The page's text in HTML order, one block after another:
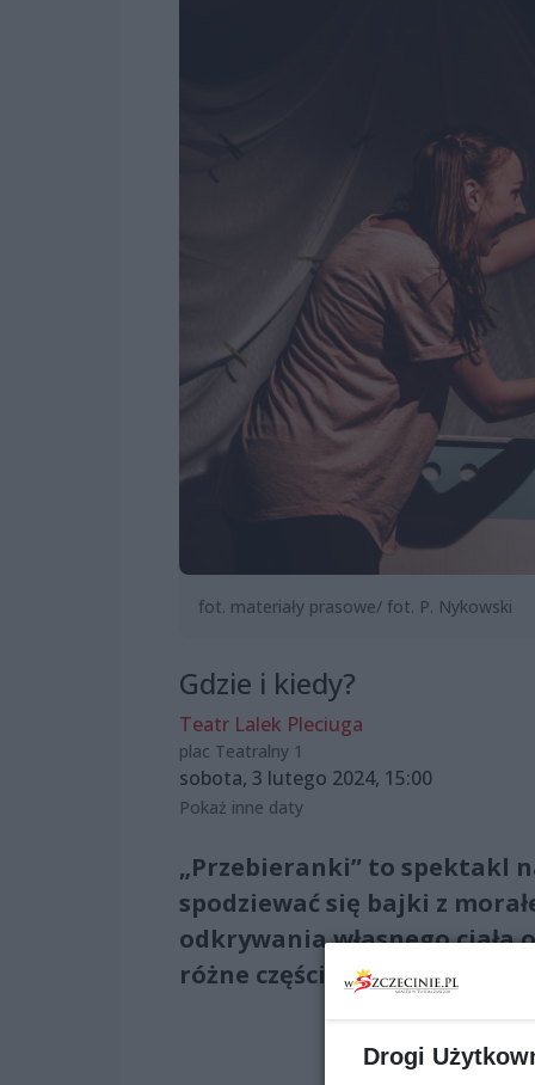
fot. materiały prasowe/ fot. P. Nykowski
Gdzie i kiedy?
Teatr Lalek Pleciuga
plac Teatralny 1
sobota, 3 lutego 2024, 15:00
Pokaż inne daty
„Przebieranki” to spektakl
spodziewać się bajki z
odkrywania własnego
różne części ciała można
Drogi